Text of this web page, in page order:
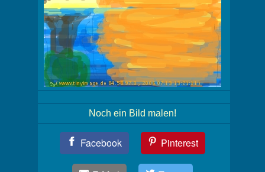
Noch ein Bild malen!
Facebook Pinterest